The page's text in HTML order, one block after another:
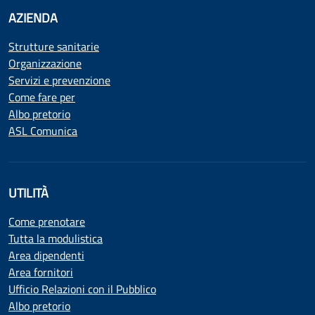
AZIENDA
Strutture sanitarie
Organizzazione
Servizi e prevenzione
Come fare per
Albo pretorio
ASL Comunica
UTILITÀ
Come prenotare
Tutta la modulistica
Area dipendenti
Area fornitori
Ufficio Relazioni con il Pubblico
Albo pretorio